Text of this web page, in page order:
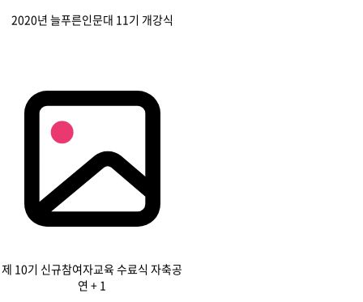
2020년 늘푸른인문대 11기 개강식
제 10기 신규참여자교육 수료식 자축공
연+ 1